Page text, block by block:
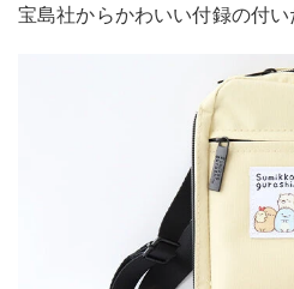
宝島社からかわいい付録の付い